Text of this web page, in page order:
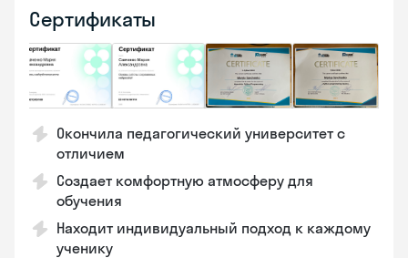
Сертификаты
Окончила педагогический университет с
отличием
Создает комфортную атмосферу для
обучения
Находит индивидуальный подход к каждому
ученику